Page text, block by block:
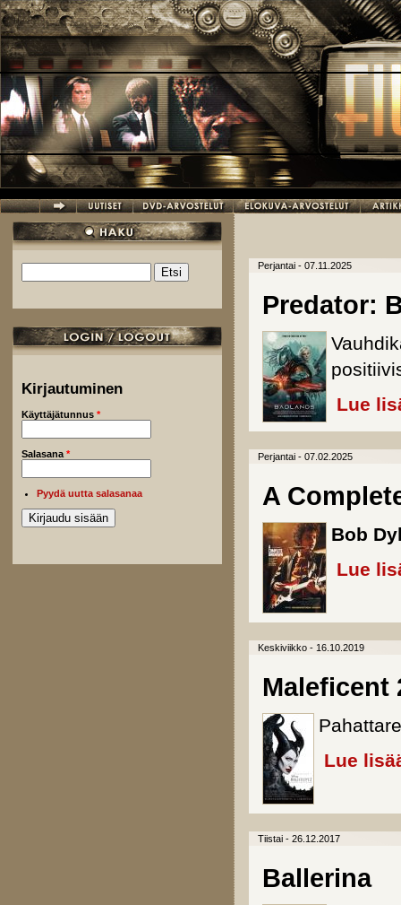
Hyppää pääsisältöön
Hakulomake
Kirjautuminen
Käyttäjätunnus *
Salasana *
Pyydä uutta salasanaa
Perjantai - 07.11.2025
Predator:
Lue
Perjantai - 07.02.2025
A
Bob
Lue
Keskiviikko - 16.10.2019
Maleficent
Lue
Tiistai - 26.12.2017
Ballerina